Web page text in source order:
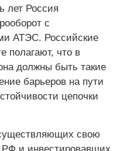
лет Россия
с
АТЭС. Российские
полагают, что в
должны быть такие
барьеров на пути
цепочки
свою